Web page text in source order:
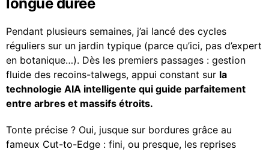
longue durée
Pendant plusieurs semaines, j’ai lancé des cycles
réguliers sur un jardin typique (parce qu’ici, pas d’expert
en botanique…). Dès les premiers passages : gestion
fluide des recoins-talwegs, appui constant sur la
technologie AIA intelligente qui guide parfaitement
entre arbres et massifs étroits.
Tonte précise ? Oui, jusque sur bordures grâce au
fameux Cut-to-Edge : fini, ou presque, les reprises